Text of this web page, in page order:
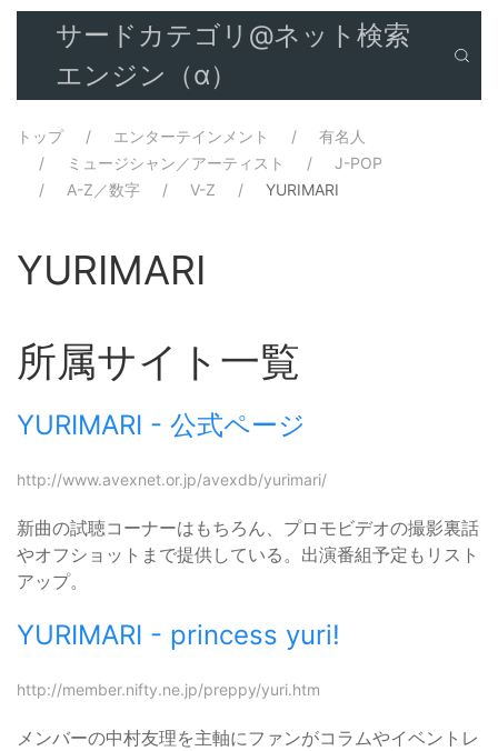
サードカテゴリ@ネット検索
エンジン（α）
トップ エンターテインメント
有名人
ミュージシャン／アーティスト
J-POP
A-Z／数字
V-Z YURIMARI
YURIMARI
所属サイト一覧
YURIMARI - 公式ページ
http://www.avexnet.or.jp/avexdb/yurimari/
新曲の試聴コーナーはもちろん、プロモビデオの撮影裏話
やオフショットまで提供している。出演番組予定もリスト
アップ。
YURIMARI - princess yuri!
http://member.nifty.ne.jp/preppy/yuri.htm
メンバーの中村友理を主軸にファンがコラムやイベントレ